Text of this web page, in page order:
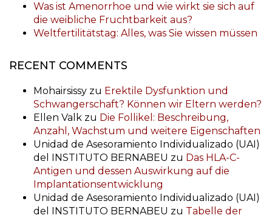
Was ist Amenorrhoe und wie wirkt sie sich auf
die weibliche Fruchtbarkeit aus?
Weltfertilitätstag: Alles, was Sie wissen müssen
RECENT COMMENTS
Mohairsissy zu Erektile Dysfunktion und
Schwangerschaft? Können wir Eltern werden?
Ellen Valk zu Die Follikel: Beschreibung,
Anzahl, Wachstum und weitere Eigenschaften
Unidad de Asesoramiento Individualizado (UAI)
del INSTITUTO BERNABEU zu Das HLA-C-
Antigen und dessen Auswirkung auf die
Implantationsentwicklung
Unidad de Asesoramiento Individualizado (UAI)
del INSTITUTO BERNABEU zu Tabelle der